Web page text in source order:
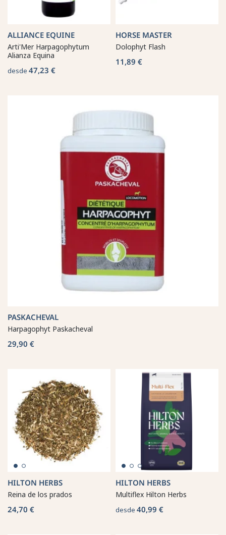
ALLIANCE EQUINE
Arti'Mer Harpagophytum
Alianza Equina
desde 47,23 €
HORSE MASTER
Dolophyt Flash
11,89 €
PASKACHEVAL
Harpagophyt Paskacheval
29,90 €
HILTON HERBS
Reina de los prados
24,70 €
HILTON HERBS
Multiflex Hilton Herbs
desde 40,99 €